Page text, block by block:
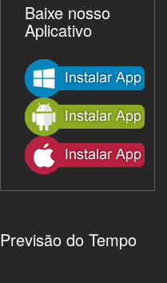
Baixe nosso
Aplicativo
Previsão do Tempo